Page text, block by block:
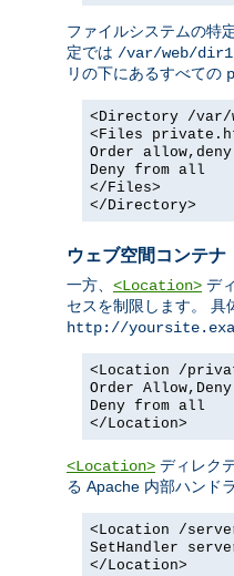
ファイルシステムの特
定では /var/web/
リの下にあるすべての
<Directory /var/
<Files
Order allow,deny
Deny from all
</Files>
</Directory>
ウェブ空間コンテナ
一方、 <Location> デ
セスを制限します。 具
http://
<Location /
Order Allow,Deny
Deny from all
</Location>
<Location> ディレク
る Apache 内部ハンド
<Location /
SetHandler
</Location>